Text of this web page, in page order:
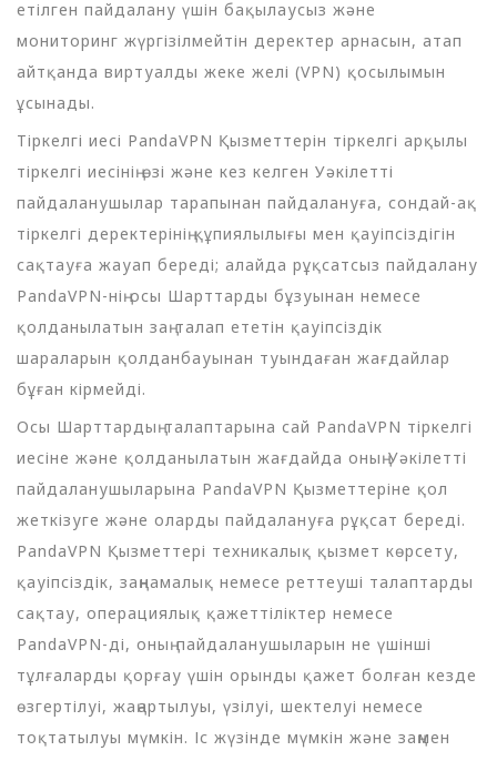
етілген пайдалану үшін бақылаусыз және
мониторинг жүргізілмейтін деректер арнасын, атап
айтқанда виртуалды жеке желі (VPN) қосылымын
ұсынады.
Тіркелгі иесі PandaVPN Қызметтерін тіркелгі арқылы
тіркелгі иесінің өзі және кез келген Уәкілетті
пайдаланушылар тарапынан пайдалануға, сондай-ақ
тіркелгі деректерінің құпиялылығы мен қауіпсіздігін
сақтауға жауап береді; алайда рұқсатсыз пайдалану
PandaVPN-нің осы Шарттарды бұзуынан немесе
қолданылатын заң талап ететін қауіпсіздік
шараларын қолданбауынан туындаған жағдайлар
бұған кірмейді.
Осы Шарттардың талаптарына сай PandaVPN тіркелгі
иесіне және қолданылатын жағдайда оның Уәкілетті
пайдаланушыларына PandaVPN Қызметтеріне қол
жеткізуге және оларды пайдалануға рұқсат береді.
PandaVPN Қызметтері техникалық қызмет көрсету,
қауіпсіздік, заңнамалық немесе реттеуші талаптарды
сақтау, операциялық қажеттіліктер немесе
PandaVPN-ді, оның пайдаланушыларын не үшінші
тұлғаларды қорғау үшін орынды қажет болған кезде
өзгертілуі, жаңартылуы, үзілуі, шектелуі немесе
тоқтатылуы мүмкін. Іс жүзінде мүмкін және заңмен